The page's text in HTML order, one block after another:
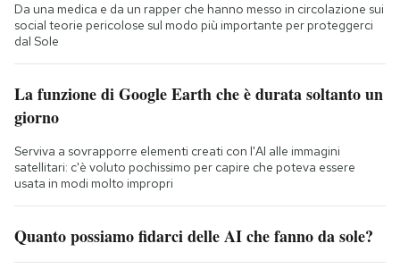
Da una medica e da un rapper che hanno messo in circolazione sui
social teorie pericolose sul modo più importante per proteggerci
dal Sole
La funzione di Google Earth che è durata soltanto un
giorno
Serviva a sovrapporre elementi creati con l'AI alle immagini
satellitari: c'è voluto pochissimo per capire che poteva essere
usata in modi molto impropri
Quanto possiamo fidarci delle AI che fanno da sole?